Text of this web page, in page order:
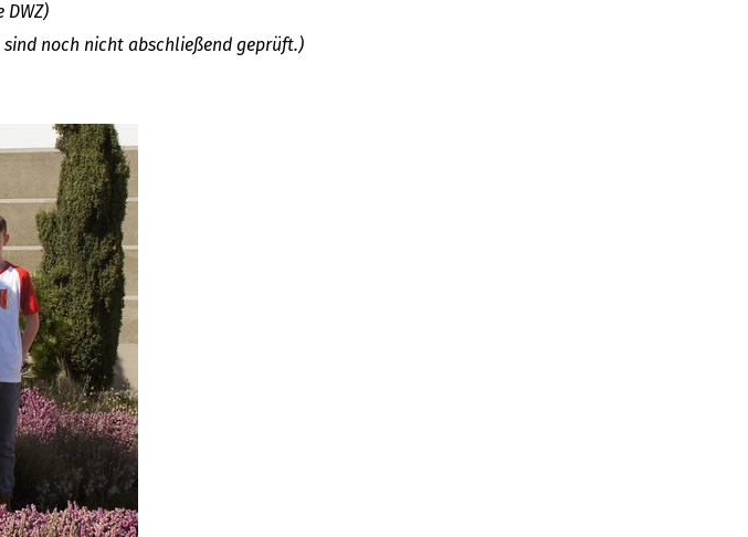
DWZ)
noch nicht abschließend geprüft.)